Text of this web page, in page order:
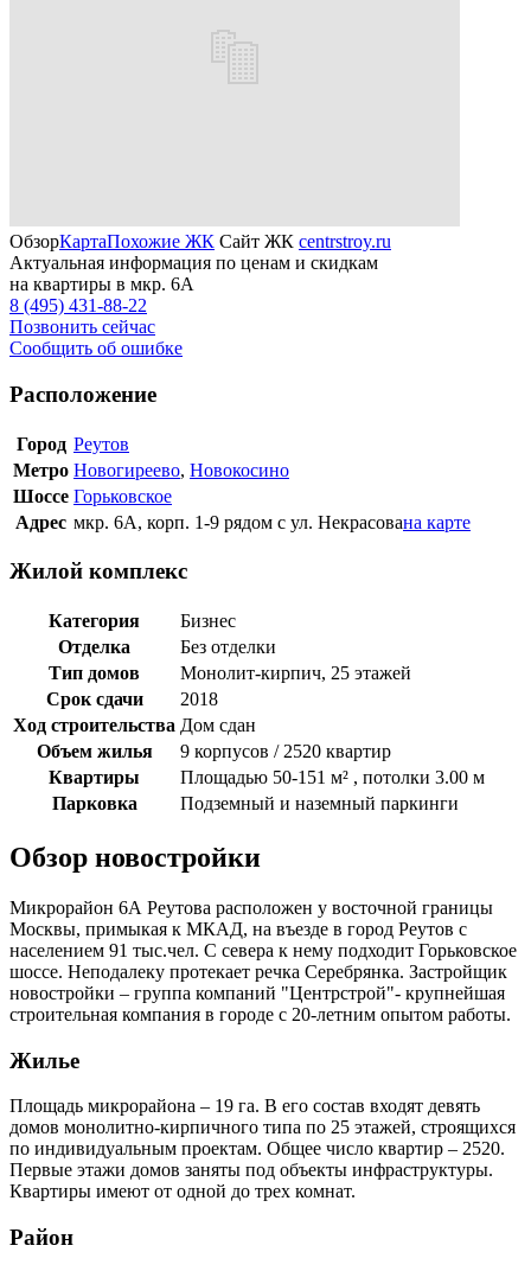
ОбзорКартаПохожие ЖК Сайт ЖК centrstroy.ru
Актуальная информация по ценам и скидкам
на квартиры в мкр. 6А
8 (495) 431-88-22
Позвонить сейчас
Сообщить об ошибке
Расположение
Город Реутов
Метро Новогиреево, Новокосино
Шоссе Горьковское
Адрес мкр. 6A, корп. 1-9 рядом с ул. Некрасована карте
Жилой комплекс
Категория
Бизнес
Отделка
Без отделки
Тип домов
Монолит-кирпич, 25 этажей
Срок сдачи
2018
Ход строительства Дом сдан
Объем жилья
9 корпусов / 2520 квартир
Квартиры
Площадью 50-151 м² , потолки 3.00 м
Парковка
Подземный и наземный паркинги
Обзор новостройки
Микрорайон 6А Реутова расположен у восточной границы
Москвы, примыкая к МКАД, на въезде в город Реутов с
населением 91 тыс.чел. С севера к нему подходит Горьковское
шоссе. Неподалеку протекает речка Серебрянка. Застройщик
новостройки – группа компаний "Центрстрой"- крупнейшая
строительная компания в городе с 20-летним опытом работы.
Жилье
Площадь микрорайона – 19 га. В его состав входят девять
домов монолитно-кирпичного типа по 25 этажей, строящихся
по индивидуальным проектам. Общее число квартир – 2520.
Первые этажи домов заняты под объекты инфраструктуры.
Квартиры имеют от одной до трех комнат.
Район